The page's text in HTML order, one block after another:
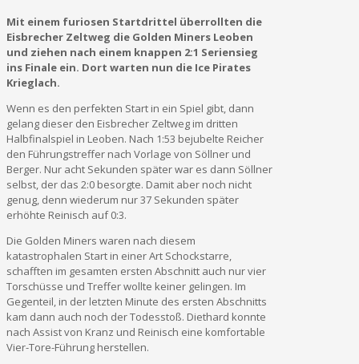
Mit einem furiosen Startdrittel überrollten die
Eisbrecher Zeltweg die Golden Miners Leoben
und ziehen nach einem knappen 2:1 Seriensieg
ins Finale ein. Dort warten nun die Ice Pirates
Krieglach.
Wenn es den perfekten Start in ein Spiel gibt, dann
gelang dieser den Eisbrecher Zeltweg im dritten
Halbfinalspiel in Leoben. Nach 1:53 bejubelte Reicher
den Führungstreffer nach Vorlage von Söllner und
Berger. Nur acht Sekunden später war es dann Söllner
selbst, der das 2:0 besorgte. Damit aber noch nicht
genug, denn wiederum nur 37 Sekunden später
erhöhte Reinisch auf 0:3.
Die Golden Miners waren nach diesem
katastrophalen Start in einer Art Schockstarre,
schafften im gesamten ersten Abschnitt auch nur vier
Torschüsse und Treffer wollte keiner gelingen. Im
Gegenteil, in der letzten Minute des ersten Abschnitts
kam dann auch noch der Todesstoß. Diethard konnte
nach Assist von Kranz und Reinisch eine komfortable
Vier-Tore-Führung herstellen.